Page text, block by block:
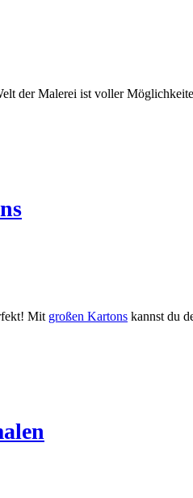
der Malerei ist voller
Mit großen Kartons kannst du